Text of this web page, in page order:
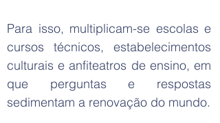
Para isso, multiplicam-se escolas e
cursos técnicos, estabelecimentos
culturais e anfiteatros de ensino, em
que perguntas e respostas
sedimentam a renovação do mundo.